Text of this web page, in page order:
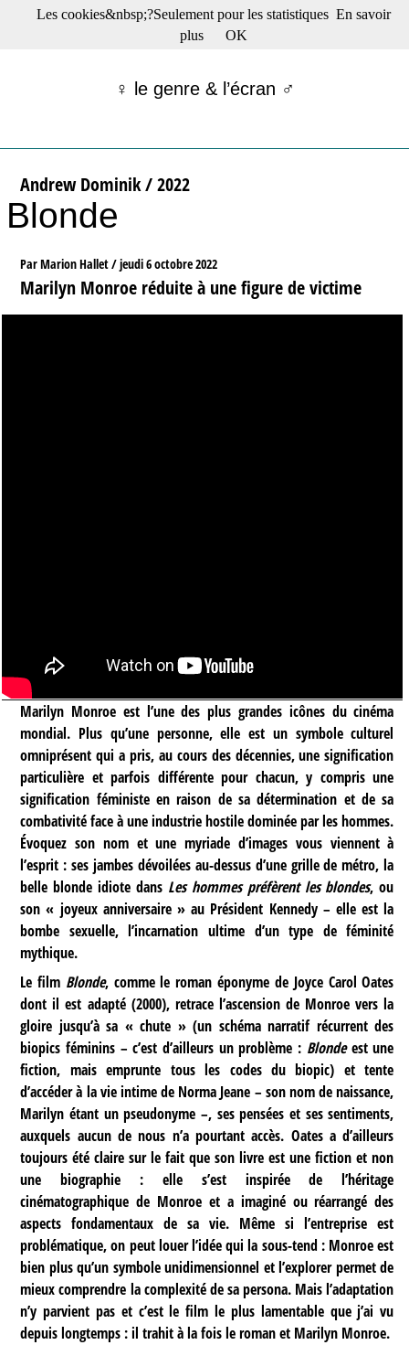
☰ Menu
Films récents
Tribunes
Bloc-notes
Archives
S’abonner à la Lettre !
♀ le genre & l’écran ♂
Andrew Dominik / 2022
Blonde
Par Marion Hallet /jeudi 6 octobre 2022
Marilyn Monroe réduite à une figure de victime
Marilyn Monroe est l’une des plus grandes icônes du cinéma
mondial. Plus qu’une personne, elle est un symbole culturel
omniprésent qui a pris, au cours des décennies, une signification
particulière et parfois différente pour chacun, y compris une
signification féministe en raison de sa détermination et de sa
combativité face à une industrie hostile dominée par les hommes.
Évoquez son nom et une myriade d’images vous viennent à
l’esprit : ses jambes dévoilées au-dessus d’une grille de métro, la
belle blonde idiote dans Les hommes préfèrent les blondes, ou
son « joyeux anniversaire » au Président Kennedy – elle est la
bombe sexuelle, l’incarnation ultime d’un type de féminité
mythique.
Le film Blonde, comme le roman éponyme de Joyce Carol Oates
dont il est adapté (2000), retrace l’ascension de Monroe vers la
gloire jusqu’à sa « chute » (un schéma narratif récurrent des
biopics féminins – c’est d’ailleurs un problème : Blondeest une
fiction, mais emprunte tous les codes du biopic) et tente
d’accéder à la vie intime de Norma Jeane – son nom de naissance,
Marilyn étant un pseudonyme –, ses pensées et ses sentiments,
auxquels aucun de nous n’a pourtant accès. Oates a d’ailleurs
toujours été claire sur le fait que son livre est une fiction et non
une biographie : elle s’est inspirée de l’héritage
cinématographique de Monroe et a imaginé ou réarrangé des
aspects fondamentaux de sa vie. Même si l’entreprise est
problématique, on peut louer l’idée qui la sous-tend : Monroe est
bien plus qu’un symbole unidimensionnel et l’explorer permet de
mieux comprendre la complexité de sa persona. Mais l’adaptation
n’y parvient pas et c’est le film le plus lamentable que j’ai vu
depuis longtemps : il trahit à la fois le roman et Marilyn Monroe.
Les cookies&nbsp;?Seulement pour les statistiques En savoir
plus
OK